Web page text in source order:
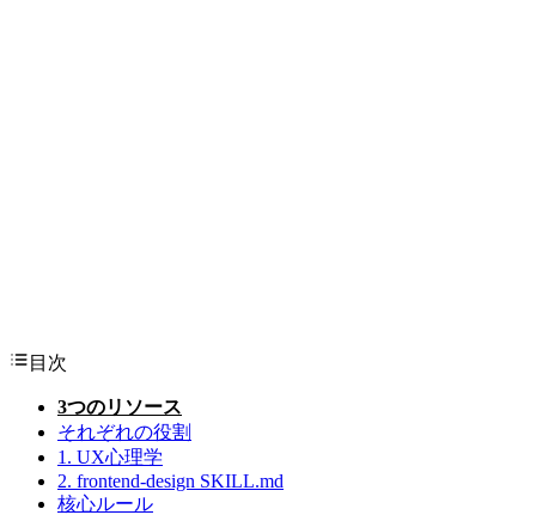
目次
3つのリソース
それぞれの役割
1. UX心理学
2. frontend-design SKILL.md
核心ルール